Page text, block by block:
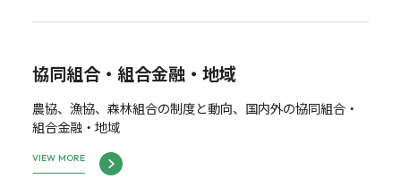
協同組合・組合金融・地域
農協、漁協、森林組合の制度と動向、国内外の協同組合・
組合金融・地域
VIEW MORE